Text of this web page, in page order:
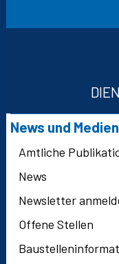
Suchformular
Subnavigation
News und Medien
Amtliche
News
Newsletter
Offene Stellen